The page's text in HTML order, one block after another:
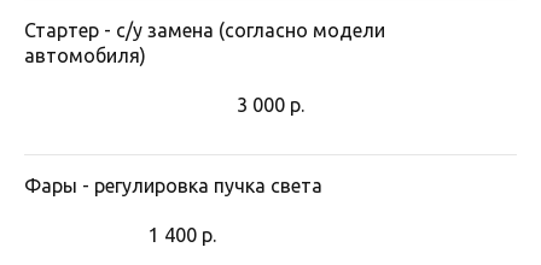
Стартер - с/у замена (согласно модели
автомобиля)
3 000 р.
Фары - регулировка пучка света
1 400 р.